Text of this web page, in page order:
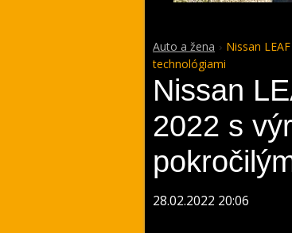
Auto a žena
Nissan
technológiami
Nissan
2022 s
28.02.2022 20:06